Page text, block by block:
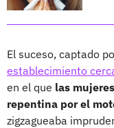
El suceso, captado
establecimiento
en el que las
repentina por el
zigzagueaba